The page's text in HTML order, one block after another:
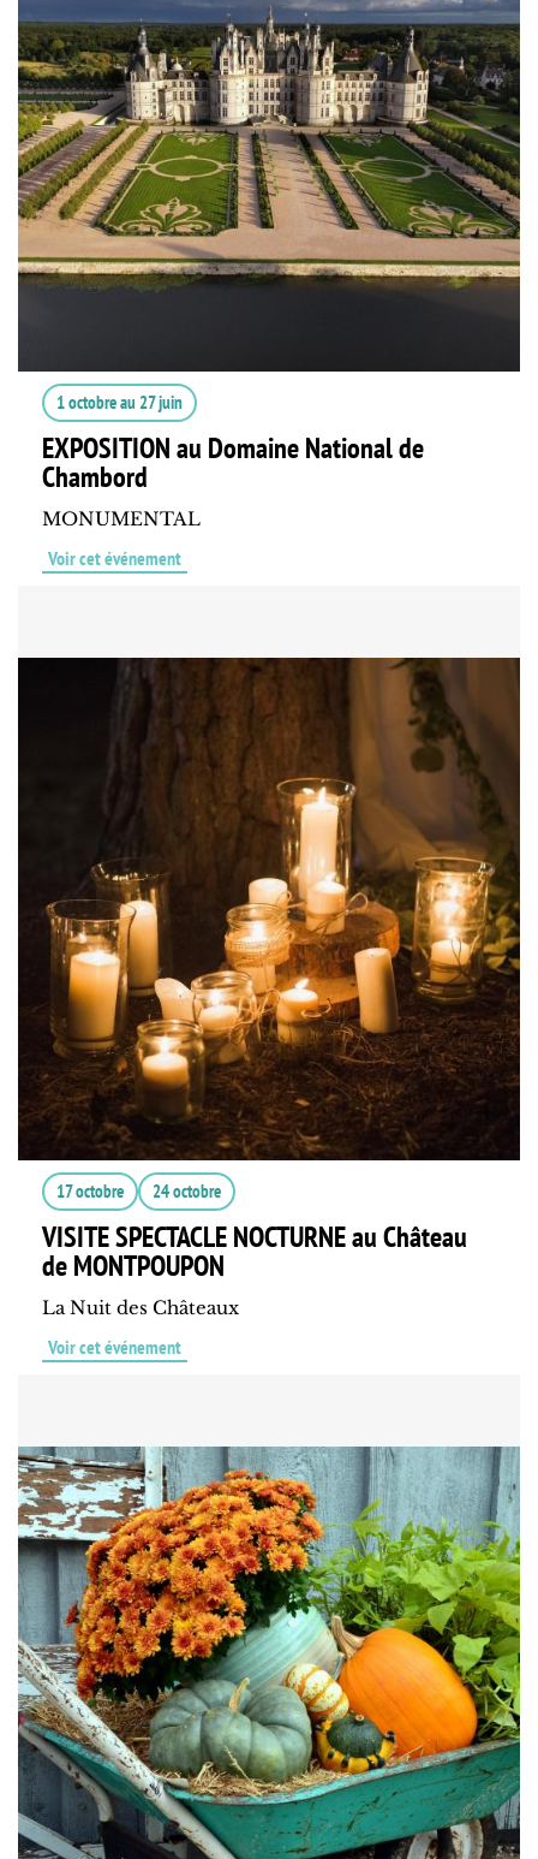
1 octobreau 27 juin
EXPOSITION au Domaine National de
Chambord
MONUMENTAL
Voir cet événement
17 octobre 24 octobre
VISITE SPECTACLE NOCTURNE au Château
de MONTPOUPON
La Nuit des Châteaux
Voir cet événement